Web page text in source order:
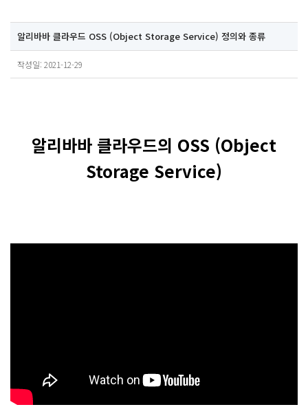
알리바바 클라우드 OSS (Object Storage Service) 정의와 종류
작성일: 2021-12-29
알리바바 클라우드의 OSS (Object
Storage Service)